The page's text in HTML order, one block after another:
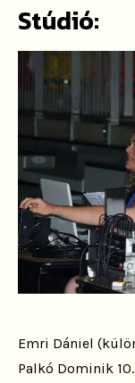
Stúdió:
Emri Dániel
Palkó Dominik